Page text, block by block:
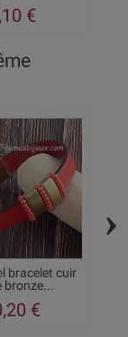
€
bracelet cuir
bronze...
€
›